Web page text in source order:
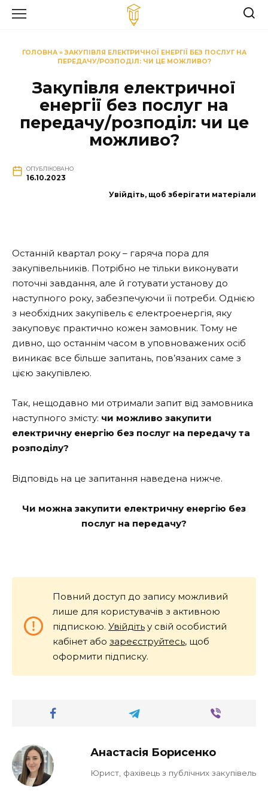
ГОЛОВНА»ЗАКУПІВЛЯ ЕЛЕКТРИЧНОЇ ЕНЕРГІЇ БЕЗ ПОСЛУГ НА
ПЕРЕДАЧУ/РОЗПОДІЛ: ЧИ ЦЕ МОЖЛИВО?
Закупівля електричної
енергії без послуг на
передачу/розподіл: чи це
можливо?
ОПУБЛІКОВАНО
16.10.2023
Увійдіть, щоб зберігати матеріали
Останній квартал року – гаряча пора для
закупівельників. Потрібно не тільки виконувати
поточні завдання, але й готувати установу до
наступного року, забезпечуючи її потреби. Однією
з необхідних закупівель є електроенергія, яку
закуповує практично кожен замовник. Тому не
дивно, що останнім часом в уповноважених осіб
виникає все більше запитань, пов’язаних саме з
цією закупівлею.
Так, нещодавно ми отримали запит від замовника
наступного змісту: чи можливо закупити
електричну енергію без послуг на передачу та
розподілу?
Відповідь на це запитання наведена нижче.
Чи можна закупити електричну енергію без
послуг на передачу?
Повний доступ до запису можливий
лише для користувачів з активною
підпискою. Увійдіть у свій особистий
кабінет або зареєструйтесь, щоб
оформити підписку.
Анастасія Борисенко
Юрист, фахівець з публічних закупівель